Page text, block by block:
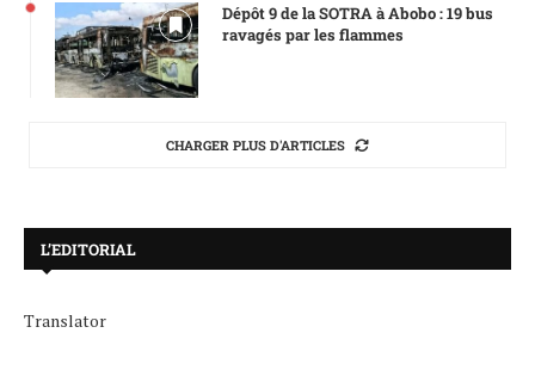
Dépôt 9 de la SOTRA à Abobo : 19 bus
ravagés par les flammes
CHARGER PLUS D'ARTICLES
L’EDITORIAL
Translator